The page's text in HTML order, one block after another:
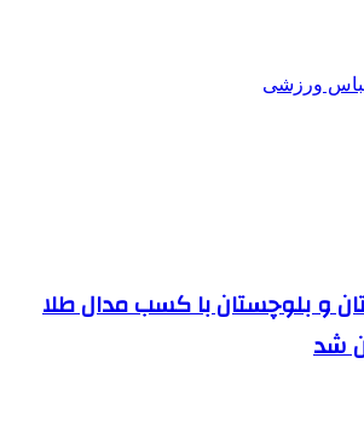
ورزشی
و بلوچستان با کسب مدال طلا
شد